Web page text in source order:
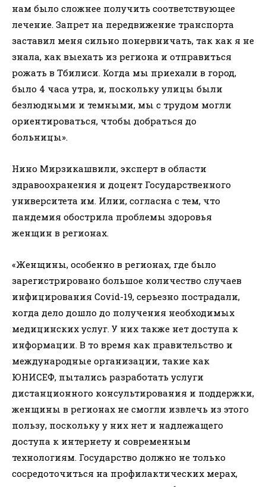
нам было сложнее получить соответствующее
лечение. Запрет на передвижение транспорта
заставил меня сильно понервничать, так как я не
знала, как выехать из региона и отправиться
рожать в Тбилиси. Когда мы приехали в город,
было 4 часа утра, и, поскольку улицы были
безлюдными и темными, мы с трудом могли
ориентироваться, чтобы добраться до
больницы».
Нино Мирзикашвили, эксперт в области
здравоохранения и доцент Государственного
университета им. Илии, согласна с тем, что
пандемия обострила проблемы здоровья
женщин в регионах.
«Женщины, особенно в регионах, где было
зарегистрировано большое количество случаев
инфицирования Covid-19, серьезно пострадали,
когда дело дошло до получения необходимых
медицинских услуг. У них также нет доступа к
информации. В то время как правительство и
международные организации, такие как
ЮНИСЕФ, пытались разработать услуги
дистанционного консультирования и поддержки,
женщины в регионах не смогли извлечь из этого
пользу, поскольку у них нет и надлежащего
доступа к интернету и современным
технологиям. Государство должно не только
сосредоточиться на профилактических мерах,